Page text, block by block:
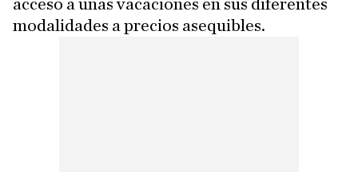
acceso a unas vacaciones en sus diferentes
modalidades a precios asequibles.